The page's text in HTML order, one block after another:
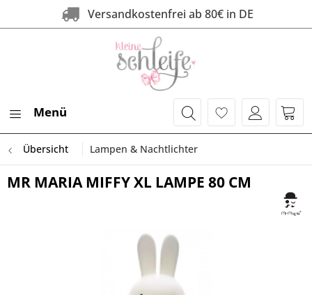
Versandkostenfrei ab 80€ in DE
Menü
Übersicht Lampen & Nachtlichter
MR MARIA MIFFY XL LAMPE 80 CM